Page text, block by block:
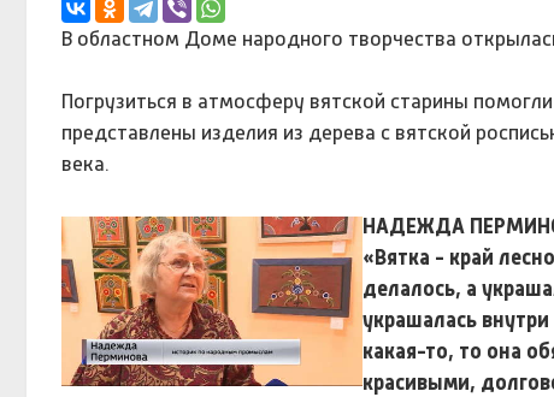
В областном Доме народного творчества
Погрузиться в атмосферу вятской старины
представлены изделия из дерева с вятской
века.
НАДЕЖДА
«Вятка - край
делалось, а
украшалась
какая-то, то она
красивыми,